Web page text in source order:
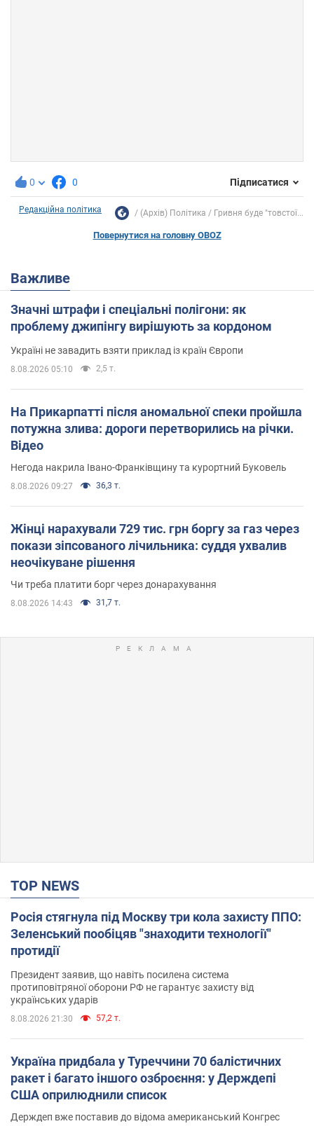
0 0 Підписатися
Редакційна політика (Архів) Політика Гривня буде "товстої...
Повернутися на головну OBOZ
Важливе
Значні штрафи і спеціальні полігони: як
проблему джипінгу вирішують за кордоном
Україні не завадить взяти приклад із країн Європи
8.08.2026 05:10 2,5 т.
На Прикарпатті після аномальної спеки пройшла
потужна злива: дороги перетворились на річки.
Відео
Негода накрила Івано-Франківщину та курортний Буковель
8.08.2026 09:27 36,3 т.
Жінці нарахували 729 тис. грн боргу за газ через
покази зіпсованого лічильника: суддя ухвалив
неочікуване рішення
Чи треба платити борг через донарахування
8.08.2026 14:43 31,7 т.
TOP NEWS
Росія стягнула під Москву три кола захисту ППО:
Зеленський пообіцяв "знаходити технології"
протидії
Президент заявив, що навіть посилена система
протиповітряної оборони РФ не гарантує захисту від
українських ударів
8.08.2026 21:30 57,2 т.
Україна придбала у Туреччини 70 балістичних
ракет і багато іншого озброєння: у Держдепі
США оприлюднили список
Держдеп вже поставив до відома американський Конгрес